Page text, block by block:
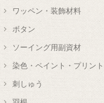
ワッペン・装飾材料
ボタン
ソーイング用副資材
染色・ペイント・プリント
刺しゅう